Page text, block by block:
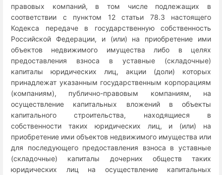
правовых компаний, в том числе подлежащих в
соответствии с пунктом 12 статьи 78.3 настоящего
Кодекса передаче в государственную собственность
Российской Федерации, и (или) на приобретение ими
объектов недвижимого имущества либо в целях
предоставления взноса в уставные (складочные)
капиталы юридических лиц, акции (доли) которых
принадлежат указанным государственным корпорациям
(компаниям), публично-правовым компаниям, на
осуществление капитальных вложений в объекты
капитального строительства, находящиеся в
собственности таких юридических лиц, и (или) на
приобретение ими объектов недвижимого имущества или
для последующего предоставления взноса в уставные
(складочные) капиталы дочерних обществ таких
юридических лиц на осуществление капитальных